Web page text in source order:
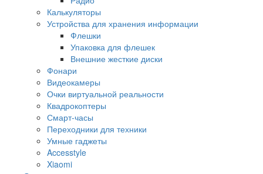
Калькуляторы
Устройства для хранения информации
Флешки
Упаковка для флешек
Внешние жесткие диски
Фонари
Видеокамеры
Очки виртуальной реальности
Квадрокоптеры
Смарт-часы
Переходники для техники
Умные гаджеты
Accesstyle
Xiaomi